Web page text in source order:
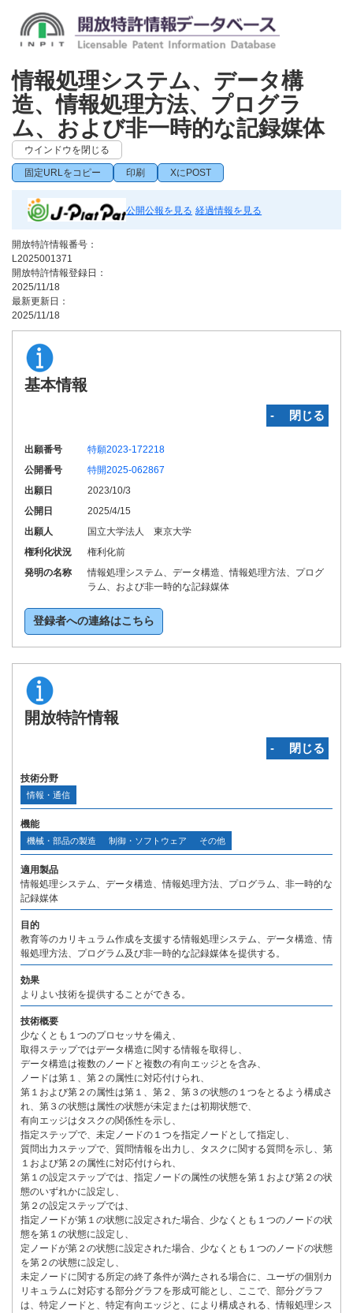
情報処理システム、データ構
造、情報処理方法、プログラ
ム、および非一時的な記録媒体
ウインドウを閉じる
固定URLをコピー 印刷 XにPOST
公開公報を見る 経過情報を見る
開放特許情報番号：
L2025001371
開放特許情報登録日：
2025/11/18
最新更新日：
2025/11/18
基本情報
‐ 閉じる
出願番号
特願2023-172218
公開番号
特開2025-062867
出願日
2023/10/3
公開日
2025/4/15
出願人
国立大学法人 東京大学
権利化状況
権利化前
発明の名称
情報処理システム、データ構造、情報処理方法、プログ
ラム、および非一時的な記録媒体
登録者への連絡はこちら
開放特許情報
‐ 閉じる
技術分野
情報・通信
機能
機械・部品の製造 制御・ソフトウェア その他
適用製品
情報処理システム、データ構造、情報処理方法、プログラム、非一時的な
記録媒体
目的
教育等のカリキュラム作成を支援する情報処理システム、データ構造、情
報処理方法、プログラム及び非一時的な記録媒体を提供する。
効果
よりよい技術を提供することができる。
技術概要
少なくとも１つのプロセッサを備え、
取得ステップではデータ構造に関する情報を取得し、
データ構造は複数のノードと複数の有向エッジとを含み、
ノードは第１、第２の属性に対応付けられ、
第１および第２の属性は第１、第２、第３の状態の１つをとるよう構成さ
れ、第３の状態は属性の状態が未定または初期状態で、
有向エッジはタスクの関係性を示し、
指定ステップで、未定ノードの１つを指定ノードとして指定し、
質問出力ステップで、質問情報を出力し、タスクに関する質問を示し、第
１および第２の属性に対応付けられ、
第１の設定ステップでは、指定ノードの属性の状態を第１および第２の状
態のいずれかに設定し、
第２の設定ステップでは、
指定ノードが第１の状態に設定された場合、少なくとも１つのノードの状
態を第１の状態に設定し、
定ノードが第２の状態に設定された場合、少なくとも１つのノードの状態
を第２の状態に設定し、
未定ノードに関する所定の終了条件が満たされる場合に、ユーザの個別カ
リキュラムに対応する部分グラフを形成可能とし、ここで、部分グラフ
は、特定ノードと、特定有向エッジと、により構成される、情報処理シス